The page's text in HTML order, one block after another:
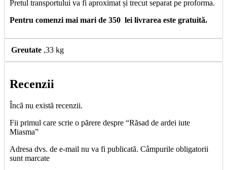
Pretul transportului va fi aproximat și trecut separat pe proforma.
Pentru comenzi mai mari de 350 lei livrarea este gratuită.
Greutate ,33 kg
Recenzii
Încă nu există recenzii.
Fii primul care scrie o părere despre “Răsad de ardei iute
Miasma”
Adresa dvs. de e-mail nu va fi publicată. Câmpurile obligatorii
sunt marcate